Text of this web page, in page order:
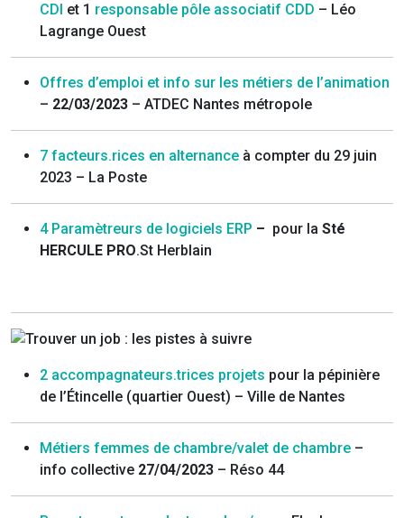
CDI et 1 responsable pôle associatif CDD – Léo
Lagrange Ouest
Offres d’emploi et info sur les métiers de l’animation
– 22/03/2023 – ATDEC Nantes métropole
7 facteurs.rices en alternance à compter du 29 juin
2023 – La Poste
4 Paramètreurs de logiciels ERP – pour la Sté
HERCULE PRO.St Herblain
2 accompagnateurs.trices projets pour la pépinière
de l’Étincelle (quartier Ouest) – Ville de Nantes
Métiers femmes de chambre/valet de chambre –
info collective 27/04/2023 – Réso 44